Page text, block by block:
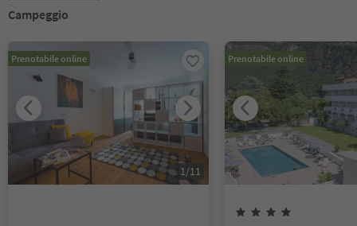
Campeggio
Prenotabile online
1/11
Prenotabile online